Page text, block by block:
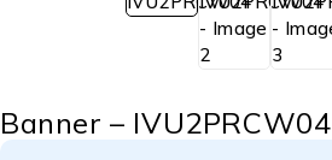
Banner – IVU2PRCW04